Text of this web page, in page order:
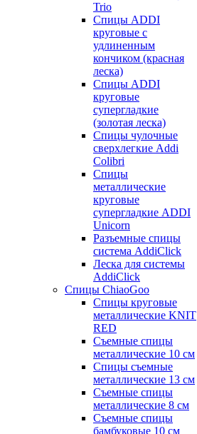
Trio
Спицы ADDI
круговые с
удлиненным
кончиком (красная
леска)
Спицы ADDI
круговые
супергладкие
(золотая леска)
Спицы чулочные
сверхлегкие Addi
Colibri
Спицы
металлические
круговые
супергладкие ADDI
Unicorn
Разъемные спицы
система AddiClick
Леска для системы
AddiClick
Спицы ChiaoGoo
Спицы круговые
металлические KNIT
RED
Съемные спицы
металлические 10 см
Спицы съемные
металлические 13 см
Съемные спицы
металлические 8 см
Съемные спицы
бамбуковые 10 см